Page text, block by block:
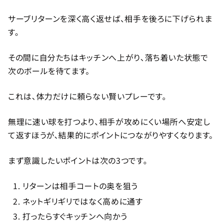
サーブリターンを深く高く返せば、相手を後ろに下げられま
す。
その間に自分たちはキッチンへ上がり、落ち着いた状態で
次のボールを待てます。
これは、体力だけに頼らない賢いプレーです。
無理に速い球を打つより、相手が攻めにくい場所へ安定し
て返すほうが、結果的にポイントにつながりやすくなります。
まず意識したいポイントは次の3つです。
リターンは相手コートの奥を狙う
ネットギリギリではなく高めに通す
打ったらすぐキッチンへ向かう